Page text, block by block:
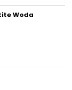
Woda